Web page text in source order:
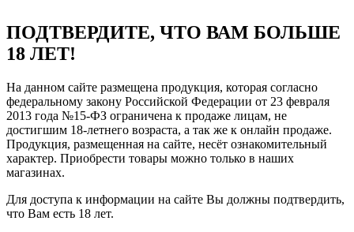
ПОДТВЕРДИТЕ, ЧТО ВАМ БОЛЬШЕ
18 ЛЕТ!
На данном сайте размещена продукция, которая согласно
федеральному закону Российской Федерации от 23 февраля
2013 года №15-ФЗ ограничена к продаже лицам, не
достигшим 18-летнего возраста, а так же к онлайн продаже.
Продукция, размещенная на сайте, несёт ознакомительный
характер. Приобрести товары можно только в наших
магазинах.
Для доступа к информации на сайте Вы должны подтвердить,
что Вам есть 18 лет.